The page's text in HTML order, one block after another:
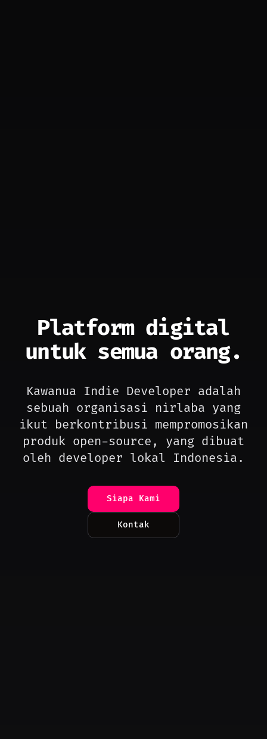
Platform digital
untuk semua orang.
Kawanua Indie Developer adalah
sebuah organisasi nirlaba yang
ikut berkontribusi mempromosikan
produk open-source, yang dibuat
oleh developer lokal Indonesia.
Siapa Kami
Kontak